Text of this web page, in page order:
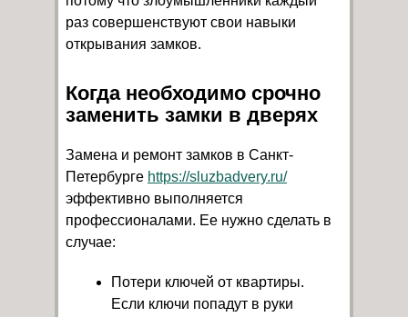
раз совершенствуют свои навыки
открывания замков.
Когда необходимо срочно
заменить замки в дверях
Замена и ремонт замков в Санкт-
Петербурге https://sluzbadvery.ru/
эффективно выполняется
профессионалами. Ее нужно сделать в
случае:
Потери ключей от квартиры.
Если ключи попадут в руки